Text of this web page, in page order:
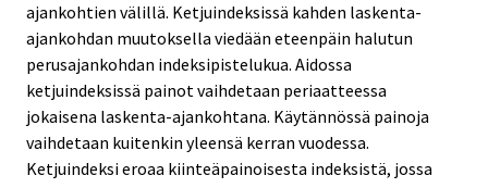
ajankohtien välillä. Ketjuindeksissä kahden laskenta-
ajankohdan muutoksella viedään eteenpäin halutun
perusajankohdan indeksipistelukua. Aidossa
ketjuindeksissä painot vaihdetaan periaatteessa
jokaisena laskenta-ajankohtana. Käytännössä painoja
vaihdetaan kuitenkin yleensä kerran vuodessa.
Ketjuindeksi eroaa kiinteäpainoisesta indeksistä, jossa